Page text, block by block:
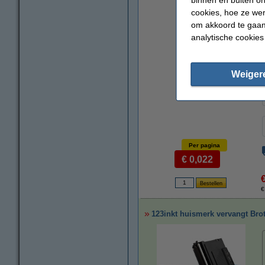
vergroten
Per pagina
€ 0,022
123inkt huismerk vervangt
cookies, hoe ze
om akkoord te
analytische